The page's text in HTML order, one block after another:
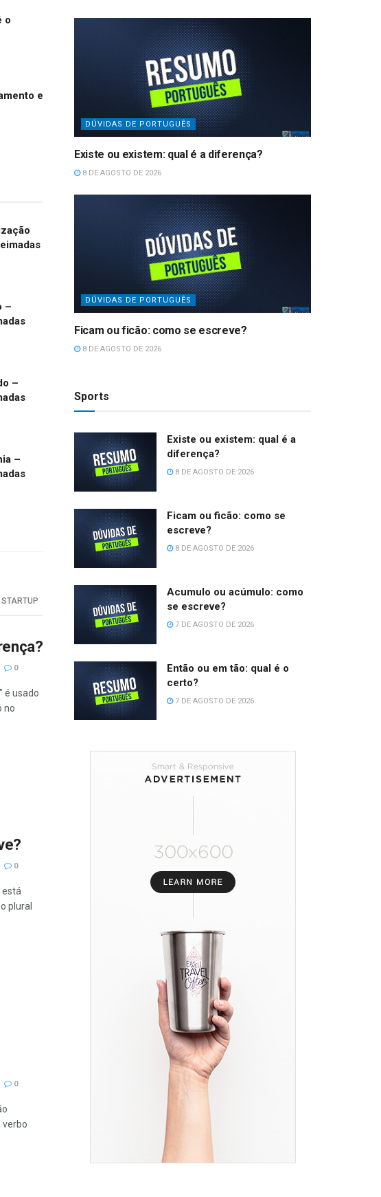
o
e
–
–
–
STARTUP
0
é usado
no
0
está
plural
0
verbo
DÚVIDAS DE PORTUGUÊS
Existe ou existem: qual é a diferença?
8 DE AGOSTO DE 2026
DÚVIDAS DE PORTUGUÊS
Ficam ou ficão: como se escreve?
8 DE AGOSTO DE 2026
Sports
Existe ou existem: qual é a
diferença?
8 DE AGOSTO DE 2026
Ficam ou ficão: como se
escreve?
8 DE AGOSTO DE 2026
Acumulo ou acúmulo: como
se escreve?
7 DE AGOSTO DE 2026
Então ou em tão: qual é o
certo?
7 DE AGOSTO DE 2026